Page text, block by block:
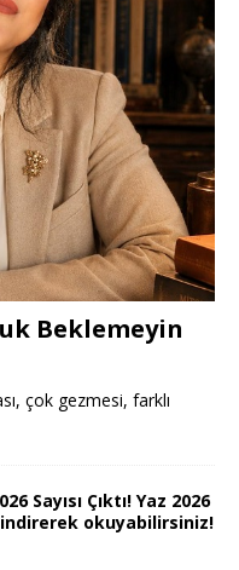
Beklemeyin
çok gezmesi, farklı
Sayısı Çıktı! Yaz 2026
indirerek okuyabilirsiniz!